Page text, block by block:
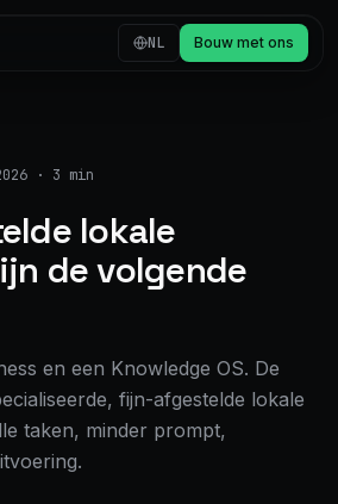
NL Bouw met ons
· 3 min
lokale
de volgende
en een Knowledge OS. De
fijn-afgestelde lokale
taken, minder prompt,